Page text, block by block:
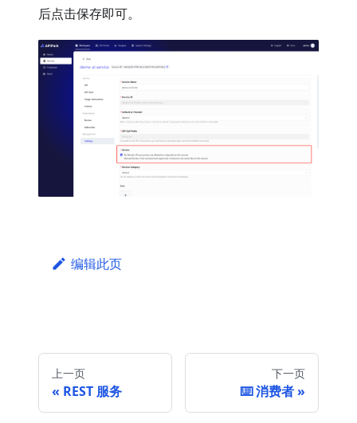
后点击保存即可。
编辑此页
上一页
REST 服务
下一页
⌨️ 消费者